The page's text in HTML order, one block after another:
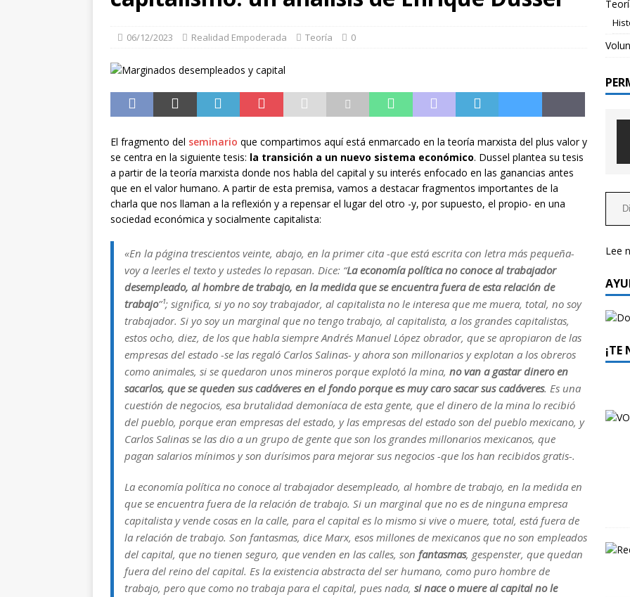
[ 06/03/2026 ] Desarrollo de nuevas estructuras flexibles para una opción
simulaciones y comportamientos
AVANCES DE REALIDAD EMPODERADA
06/12/2023 Realidad Empoderada Teoría 0
El fragmento del seminario que compartimos aquí está enmarcado en la teoría marxista del plus valor y
se centra en la siguiente tesis: la transición a un nuevo sistema económico. Dussel plantea su tesis
a partir de la teoría marxista donde nos habla del capital y su interés enfocado en las ganancias antes
que en el valor humano. A partir de esta premisa, vamos a destacar fragmentos importantes de la
charla que nos llaman a la reflexión y a repensar el lugar del otro -y, por supuesto, el propio- en una
sociedad económica y socialmente capitalista:
«En la página trescientos veinte, abajo, en la primer cita -que está escrita con letra más pequeña-
voy a leerles el texto y ustedes lo repasan. Dice: “La economía política no conoce al trabajador
desempleado, al hombre de trabajo, en la medida que se encuentra fuera de esta relación de
trabajo”¹; significa, si yo no soy trabajador, al capitalista no le interesa que me muera, total, no soy
trabajador. Si yo soy un marginal que no tengo trabajo, al capitalista, a los grandes capitalistas,
estos ocho, diez, de los que habla siempre Andrés Manuel López obrador, que se apropiaron de las
empresas del estado -se las regaló Carlos Salinas- y ahora son millonarios y explotan a los obreros
como animales, si se quedaron unos mineros porque explotó la mina, no van a gastar dinero en
sacarlos, que se queden sus cadáveres en el fondo porque es muy caro sacar sus cadáveres. Es una
cuestión de negocios, esa brutalidad demoníaca de esta gente, que el dinero de la mina lo recibió
del pueblo, porque eran empresas del estado, y las empresas del estado son del pueblo mexicano, y
Carlos Salinas se las dio a un grupo de gente que son los grandes millonarios mexicanos, que
pagan salarios mínimos y son durísimos para mejorar sus negocios -que los han recibidos gratis-.
La economía política no conoce al trabajador desempleado, al hombre de trabajo, en la medida en
que se encuentra fuera de la relación de trabajo. Si un marginal que no es de ninguna empresa
capitalista y vende cosas en la calle, para el capital es lo mismo si vive o muere, total, está fuera de
la relación de trabajo. Son fantasmas, dice Marx, esos millones de mexicanos que no son empleados
del capital, que no tienen seguro, que venden en las calles, son fantasmas, gespenster, que quedan
fuera del reino del capital. Es la existencia abstracta del ser humano, como puro hombre de
trabajo, pero que como no trabaja para el capital, pues nada, si nace o muere al capital no le
Lee
¡TE